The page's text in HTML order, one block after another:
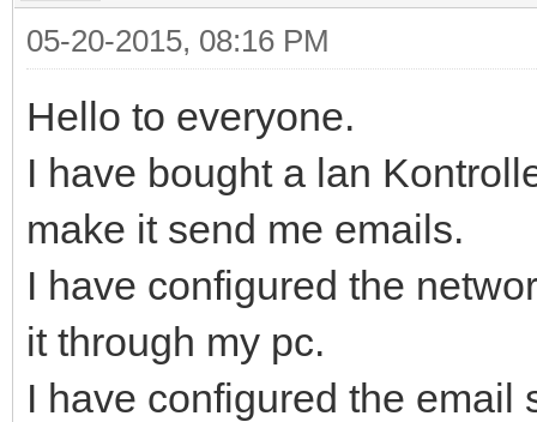
05-20-2015, 08:16 PM
Hello to everyone.
I have bought a lan
make it send me emails.
I have configured the
it through my pc.
I have configured the email